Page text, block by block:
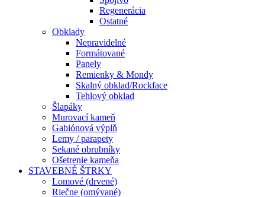
Regenerácia
Ostatné
Obklady
Nepravidelné
Formátované
Panely
Remienky & Mondy
Skalný obklad/Rockface
Tehlový obklad
Šlapáky
Murovací kameň
Gabiónová výplň
Lemy / parapety
Sekané obrubníky
Ošetrenie kameňa
STAVEBNÉ ŠTRKY
Lomové (drvené)
Riečne (omývané)